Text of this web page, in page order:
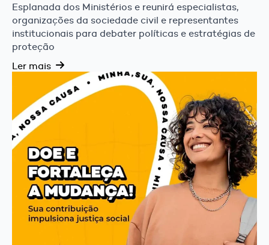
Esplanada dos Ministérios e reunirá especialistas,
organizações da sociedade civil e representantes
institucionais para debater políticas e estratégias de
proteção
Ler mais